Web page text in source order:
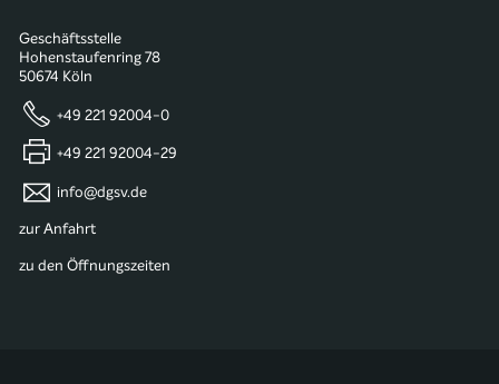
Geschäftsstelle
Hohenstaufenring 78
50674 Köln
+49 221 92004-0
+49 221 92004-29
info@dgsv.de
zur Anfahrt
zu den Öffnungszeiten